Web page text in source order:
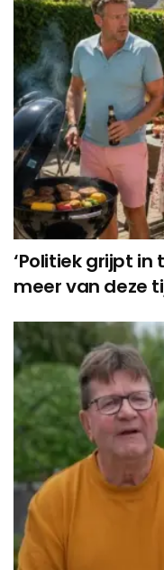
‘Politiek grijpt
meer van deze